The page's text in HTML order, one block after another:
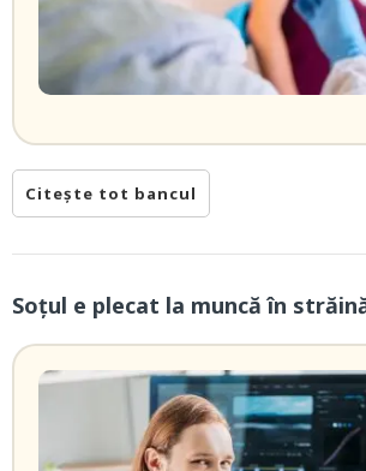
Citește tot bancul
Soțul e plecat la muncă în